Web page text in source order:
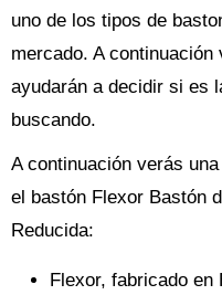
uno de los tipos de
mercado. A
ayudarán a decidir si es
buscando.
A continuación verás
el bastón Flexor Bastón
Reducida:
Flexor, fabricado en